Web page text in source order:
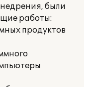
были
работы:
продуктов